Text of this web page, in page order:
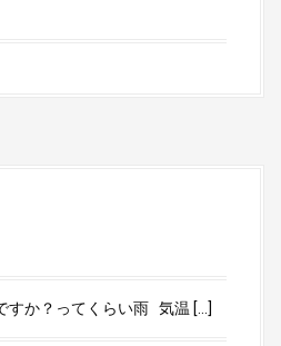
すか？ってくらい雨 気温 […]